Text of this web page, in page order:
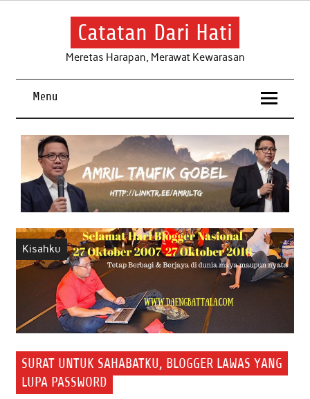
Skip
Catatan Dari Hati
Meretas Harapan, Merawat Kewarasan
Menu
Kisahku
SURAT UNTUK SAHABATKU, BLOGGER LAWAS YANG
LUPA PASSWORD